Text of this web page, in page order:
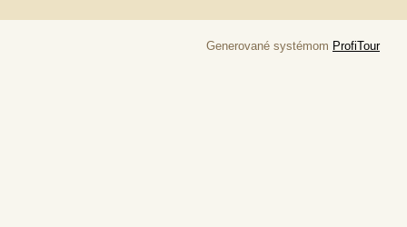
Generované systémom ProfiTour